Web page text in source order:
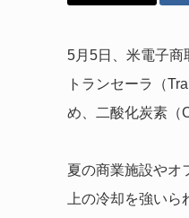
5月5日、米電子商
トランセーラ（
め、二酸化炭素（
夏の商業施設やオ
上の冷却を強い